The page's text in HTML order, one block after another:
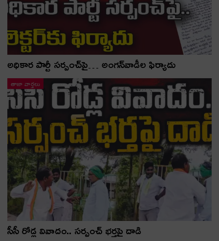
అధికార పార్టీ స‌ర్పంచ్‌పై… అంగ‌న్‌వాడీల ఫిర్యాదు
తాజా వార్తలు
సీసీ రోడ్ల వివాదం.. స‌ర్పంచ్ భ‌ర్త‌పై దాడి